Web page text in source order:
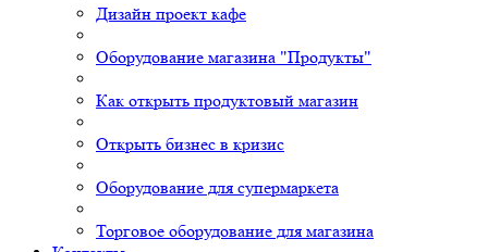
Дизайн проект кафе
Оборудование магазина "Продукты"
Как открыть продуктовый магазин
Открыть бизнес в кризис
Оборудование для супермаркета
Торговое оборудование для магазина